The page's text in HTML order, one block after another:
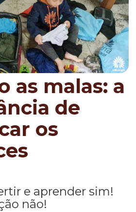
as malas: a
de
os
e aprender sim!
não!